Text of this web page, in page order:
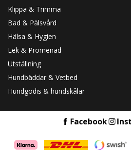
Klippa & Trimma
Bad & Pälsvård
Hälsa & Hygien
Lek & Promenad
Utställning
Hundbäddar & Vetbed
Hundgodis & hundskålar
Facebook